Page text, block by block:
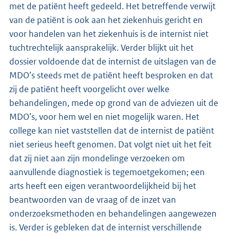
met de patiënt heeft gedeeld. Het betreffende verwijt
van de patiënt is ook aan het ziekenhuis gericht en
voor handelen van het ziekenhuis is de internist niet
tuchtrechtelijk aansprakelijk. Verder blijkt uit het
dossier voldoende dat de internist de uitslagen van de
MDO’s steeds met de patiënt heeft besproken en dat
zij de patiënt heeft voorgelicht over welke
behandelingen, mede op grond van de adviezen uit de
MDO’s, voor hem wel en niet mogelijk waren. Het
college kan niet vaststellen dat de internist de patiënt
niet serieus heeft genomen. Dat volgt niet uit het feit
dat zij niet aan zijn mondelinge verzoeken om
aanvullende diagnostiek is tegemoetgekomen; een
arts heeft een eigen verantwoordelijkheid bij het
beantwoorden van de vraag of de inzet van
onderzoeksmethoden en behandelingen aangewezen
is. Verder is gebleken dat de internist verschillende